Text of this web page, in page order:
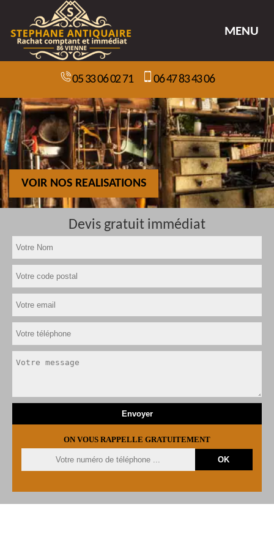
MENU
05 33 06 02 71 06 47 83 43 06
VOIR NOS REALISATIONS
Devis gratuit immédiat
ON VOUS RAPPELLE GRATUITEMENT